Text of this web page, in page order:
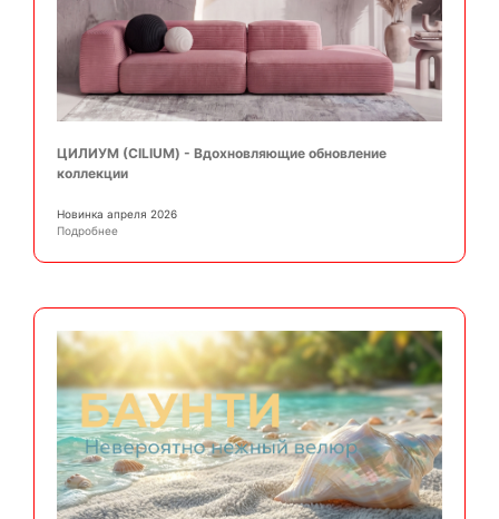
ЦИЛИУМ (CILIUM) - Вдохновляющие обновление
коллекции
Новинка апреля 2026
Подробнее